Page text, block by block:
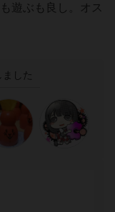
遊ぶも良し。オス
ました